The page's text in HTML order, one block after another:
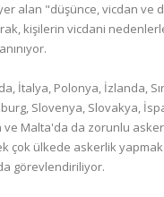
alan "düşünce, vicdan ve
kişilerin vicdani
İtalya, Polonya, İzlanda,
Slovenya, Slovakya,
Malta'da da zorunlu
çok ülkede askerlik
görevlendiriliyor.